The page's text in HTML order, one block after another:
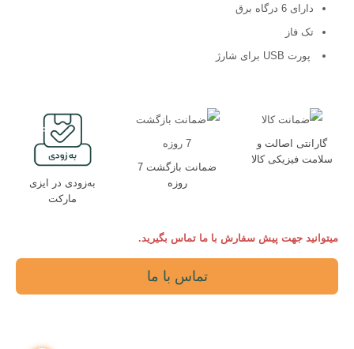
دارای 6 درگاه برق
تک فاز
پورت USB برای شارژ
گارانتی اصالت و
سلامت فیزیکی کالا
ضمانت بازگشت 7
روزه
به‌زودی در ایزی
مارکت
میتوانید جهت پیش سفارش با ما تماس بگیرید.
تماس با ما